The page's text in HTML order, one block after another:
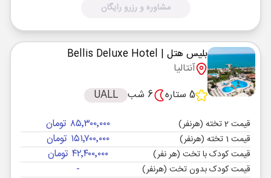
مشاوره و رزرو رایگان
بلیس هتل | Bellis Deluxe Hotel
آنتالیا
5 ستاره
6 شب UALL
قیمت 2 تخته (هرنفر) ۸۵٬۳۰۰٬۰۰۰ تومان
قیمت 1 تخته (هرنفر) ۱۵۱٬۷۰۰٬۰۰۰ تومان
قیمت کودک با تخت (هر نفر) ۴۲٬۴۰۰٬۰۰۰ تومان
قیمت کودک بدون تخت (هرنفر) -